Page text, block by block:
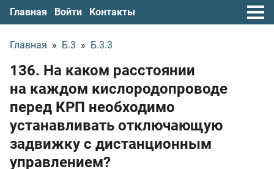
Главная Войти Контакты
Главная » Б.3 » Б.3.3
136. На каком расстоянии
на каждом кислородопроводе
перед КРП необходимо
устанавливать отключающую
задвижку с дистанционным
управлением?